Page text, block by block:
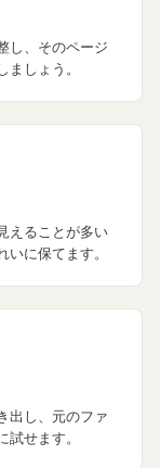
し、そのページ
しょう。
えることが多い
に保てます。
出し、元のファ
せます。